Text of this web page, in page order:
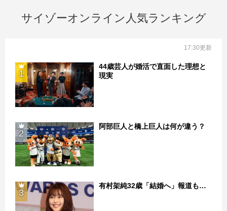
サイゾーオンライン人気ランキング
17:30更新
1
44歳芸人が婚活で直面した理想と
現実
2
阿部巨人と橋上巨人は何が違う？
3
有村架純32歳「結婚へ」報道も…